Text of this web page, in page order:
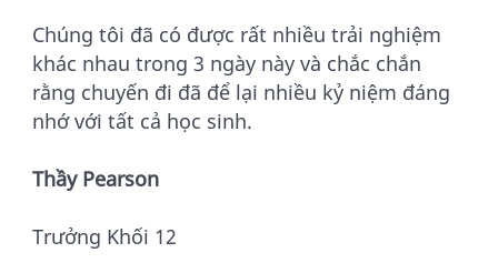
Chúng tôi đã có được rất nhiều trải nghiệm
khác nhau trong 3 ngày này và chắc chắn
rằng chuyến đi đã để lại nhiều kỷ niệm đáng
nhớ với tất cả học sinh.
Thầy Pearson
Trưởng Khối 12